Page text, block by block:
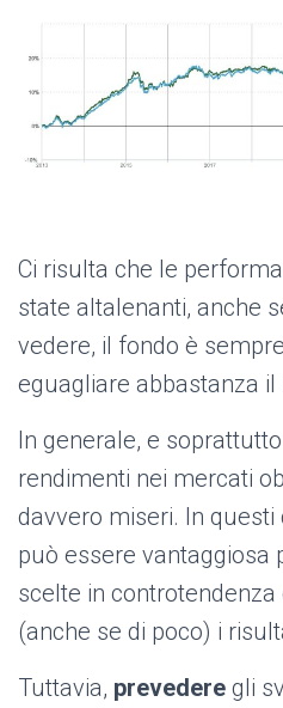
Ci risulta che le
state altalenanti, anche
vedere, il fondo è
eguagliare abbastanza il
In generale, e
rendimenti nei mercati
davvero miseri. In
può essere vantaggiosa
scelte in
(anche se di poco) i
Tuttavia, prevedere gli